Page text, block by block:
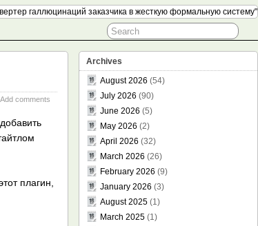
галлюцинаций заказчика в жесткую формальную систему"
Add comments
плагин,
Archives
August 2026 (54)
July 2026 (90)
June 2026 (5)
May 2026 (2)
April 2026 (32)
March 2026 (26)
February 2026 (9)
January 2026 (3)
August 2025 (1)
March 2025 (1)